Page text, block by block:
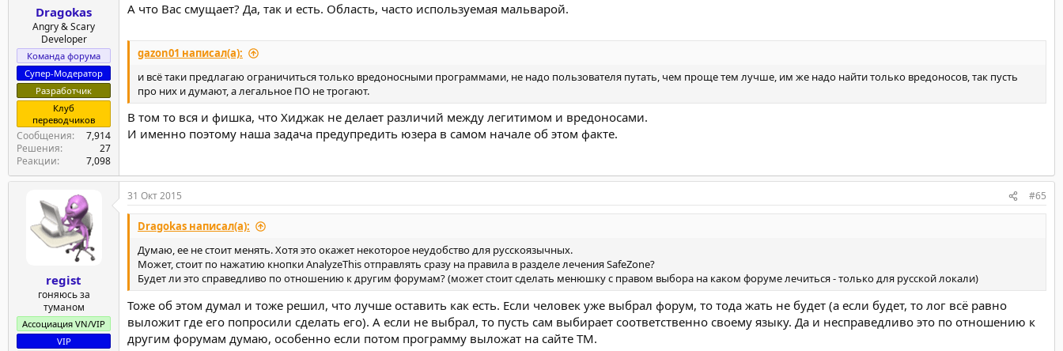
Dragokas
Angry & Scary
Developer
Команда форума
Супер-Модератор
Разработчик
Клуб
переводчиков
Сообщения
7,914
Решения
27
Реакции
7,098
А что Вас смущает? Да, так и есть. Область, часто используемая мальварой.
gazon01 написал(а):
и всё таки предлагаю ограничиться только вредоносными программами, не надо пользователя путать, чем проще тем лучше, им же надо найти только вредоносов, так пусть
про них и думают, а легальное ПО не трогают.
В том то вся и фишка, что Хиджак не делает различий между легитимом и вредоносами.
И именно поэтому наша задача предупредить юзера в самом начале об этом факте.
regist
гоняюсь за
туманом
Ассоциация VN/VIP
VIP
31 Окт 2015 #65
Dragokas написал(а):
Думаю, ее не стоит менять. Хотя это окажет некоторое неудобство для русскоязычных.
Может, стоит по нажатию кнопки AnalyzeThis отправлять сразу на правила в разделе лечения SafeZone?
Будет ли это справедливо по отношению к другим форумам? (может стоит сделать менюшку с правом выбора на каком форуме лечиться - только для русской локали)
Тоже об этом думал и тоже решил, что лучше оставить как есть. Если человек уже выбрал форум, то тода жать не будет (а если будет, то лог всё равно
выложит где его попросили сделать его). А если не выбрал, то пусть сам выбирает соответственно своему языку. Да и несправедливо это по отношению к
другим форумам думаю, особенно если потом программу выложат на сайте TM.